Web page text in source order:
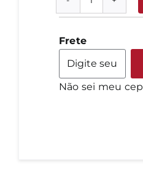
Frete
Não sei meu cep